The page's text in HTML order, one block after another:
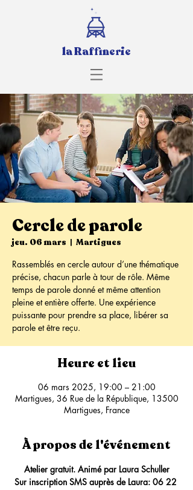
la Raffinerie
Cercle de parole
jeu. 06 mars
  |
Martigues
Rassemblés en cercle autour d’une thématique
précise, chacun parle à tour de rôle. Même
temps de parole donné et même attention
pleine et entière offerte. Une expérience
puissante pour prendre sa place, libérer sa
parole et être reçu.
Heure et lieu
06 mars 2025, 19:00 – 21:00
Martigues, 36 Rue de la République, 13500
Martigues, France
À propos de l'événement
Atelier gratuit. Animé par Laura Schuller
Sur inscription SMS auprès de Laura: 06 22